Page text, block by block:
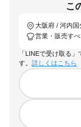
こ
大阪府 / 河内国
営業・販売すべ
「LINEで受け取る
す。 詳しくはこちら